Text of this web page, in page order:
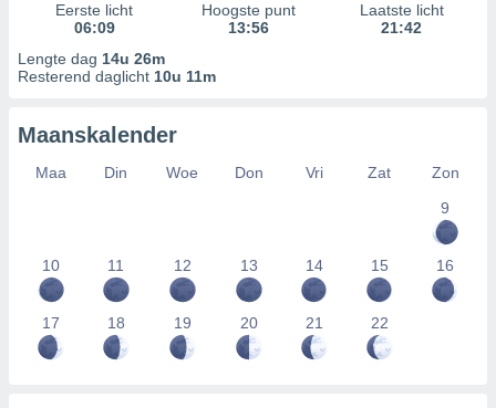
Eerste licht
06:09
Hoogste punt
13:56
Laatste licht
21:42
Lengte dag 14u 26m
Resterend daglicht 10u 11m
Maanskalender
Maa Din Woe Don Vri Zat
Zon
9
10 11 12 13 14 15 16
17 18 19 20 21 22